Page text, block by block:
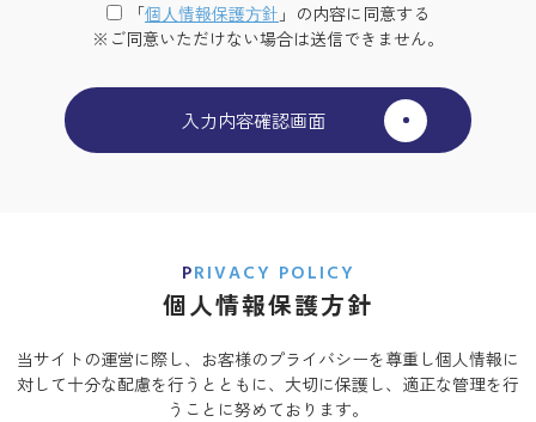
「個⼈情報保護⽅針 」の内容に同意する
※ご同意いただけない場合は送信できません。
PRIVACY POLICY
個人情報保護方針
当サイトの運営に際し、お客様のプライバシーを尊重し個人情報に
対して十分な配慮を行うとともに、 大切に保護し、適正な管理を行
うことに努めております。